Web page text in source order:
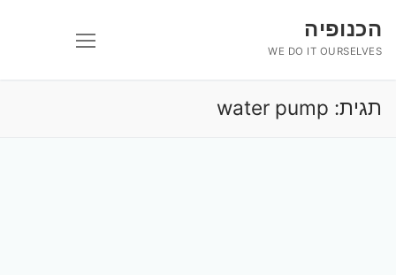
לתוכןהכנופיה
WE DO IT OURSELVES
תגית: water pump